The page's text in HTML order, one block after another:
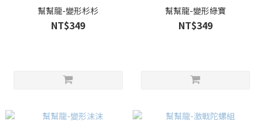
幫幫龍-變形杉杉
NT$349
幫幫龍-變形綠寶
NT$349